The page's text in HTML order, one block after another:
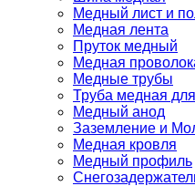
Медный лист и
Медная лента
Пруток медный
Медная
Медные трубы
Труба медная
Медный анод
Заземление и
Медная кровля
Медный профиль